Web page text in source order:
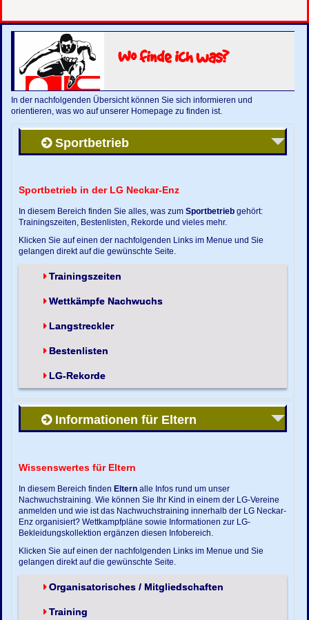
Wo finde ich was?
In der nachfolgenden Übersicht können Sie sich informieren und
orientieren, was wo auf unserer Homepage zu finden ist.
Sportbetrieb
Sportbetrieb in der LG Neckar-Enz
In diesem Bereich finden Sie alles, was zumSportbetrieb gehört:
Trainingszeiten, Bestenlisten, Rekorde und vieles mehr.
Klicken Sie auf einen der nachfolgenden Links im Menue und Sie
gelangen direkt auf die gewünschte Seite.
Trainingszeiten
Wettkämpfe Nachwuchs
Langstreckler
Bestenlisten
LG-Rekorde
Informationen für Eltern
Wissenswertes für Eltern
In diesem Bereich finden Eltern alle Infos rund um unser
Nachwuchstraining. Wie können Sie Ihr Kind in einem der LG-Vereine
anmelden und wie ist das Nachwuchstraining innerhalb der LG Neckar-
Enz organisiert? Wettkampfpläne sowie Informationen zur LG-
Bekleidungskollektion ergänzen diesen Infobereich.
Klicken Sie auf einen der nachfolgenden Links im Menue und Sie
gelangen direkt auf die gewünschte Seite.
Organisatorisches / Mitgliedschaften
Training